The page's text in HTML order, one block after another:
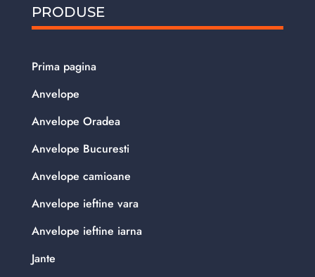
PRODUSE
Prima pagina
Anvelope
Anvelope Oradea
Anvelope Bucuresti
Anvelope camioane
Anvelope ieftine vara
Anvelope ieftine iarna
Jante